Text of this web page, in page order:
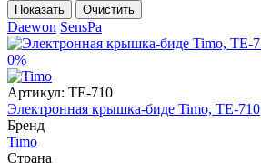
Показать Очистить
Daewon SensPa
0%
Артикул: TE-710
Электронная крышка-биде Timo, TE-710
Бренд
Timo
Страна